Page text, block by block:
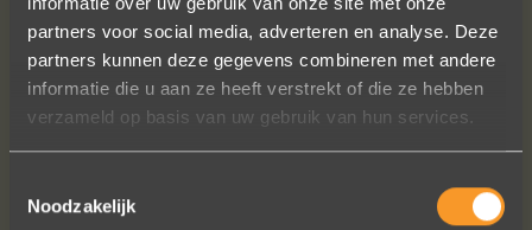
partners voor social media, adverteren en analyse. Deze
partners kunnen deze gegevens combineren met andere
informatie die u aan ze heeft verstrekt of die ze hebben
verzameld op basis van uw gebruik van hun services.
Noodzakelijk
Wat een vakmanschap! De sierraden
zijn gewoon prachtig en subtiel
tegelijk. Héél veel waar voor je geld. In
het echt zijn ze eigenlijk mooier dan
op de foto's.
contact met je onderhouden alsof je